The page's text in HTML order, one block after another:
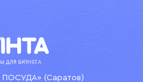
(Саратов)